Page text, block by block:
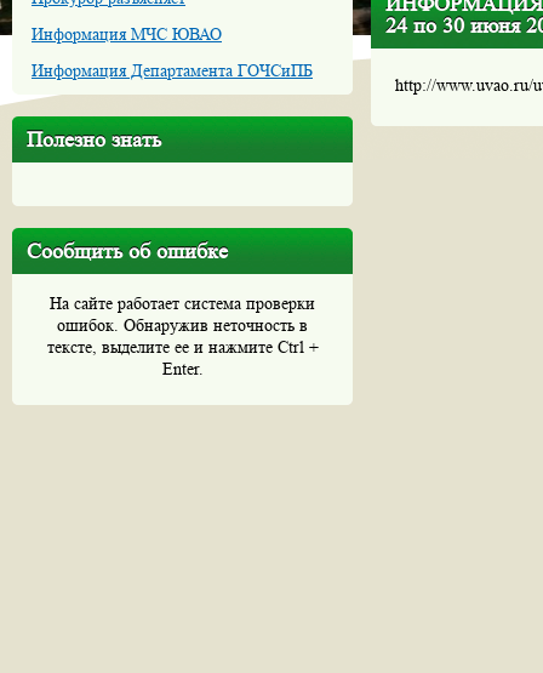
Информация МЧС ЮВАО
Информация Департамента ГОЧСиПБ
Полезно знать
Сообщить об ошибке
На сайте работает система проверки
ошибок. Обнаружив неточность в
тексте, выделите ее и нажмите Ctrl +
Enter.
24 по 30 июня
http://www.uvao.ru/